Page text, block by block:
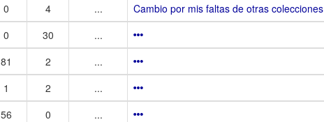
0 4 ...
Cambio por mis faltas de otras colecciones
0 30
...
81 2
...
1 2
...
56 0
...